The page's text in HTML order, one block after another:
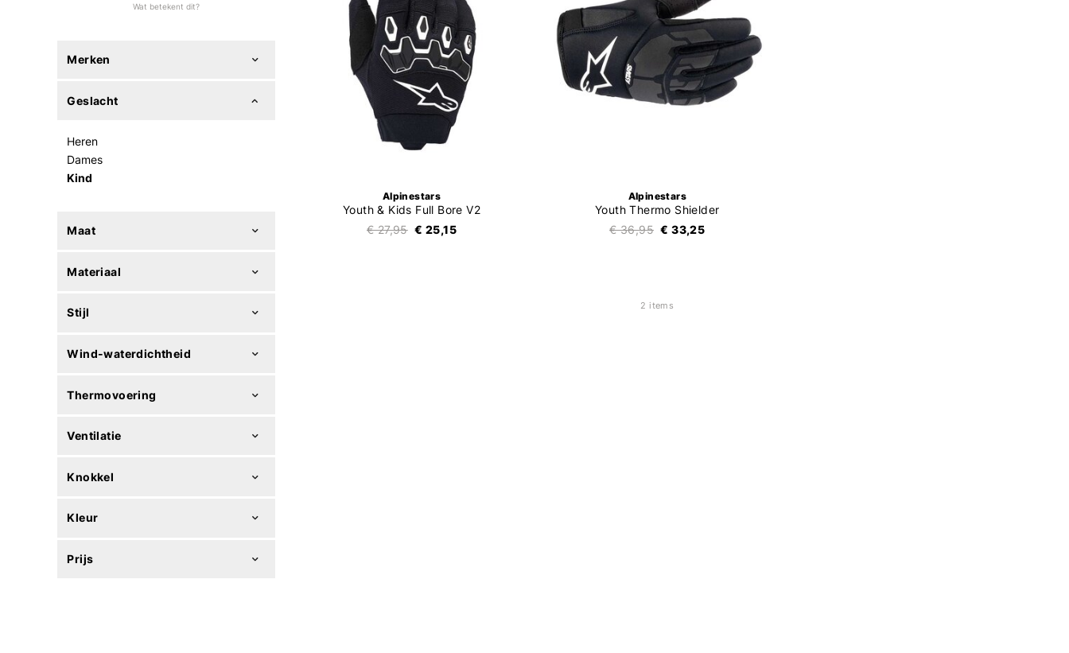
Wat betekent dit?
Merken
Geslacht
Heren
Dames
Kind
Maat
Materiaal
Stijl
Wind-waterdichtheid
Thermovoering
Ventilatie
Knokkel
Kleur
Prijs
Alpinestars
Youth & Kids Full Bore V2
€ 27,95 € 25,15
Alpinestars
Youth Thermo Shielder
€ 36,95 € 33,25
2 items